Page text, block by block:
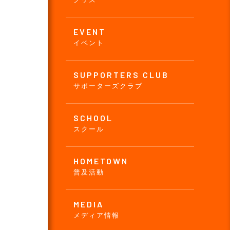
EVENT
イベント
SUPPORTERS CLUB
サポーターズクラブ
SCHOOL
スクール
HOMETOWN
普及活動
MEDIA
メディア情報